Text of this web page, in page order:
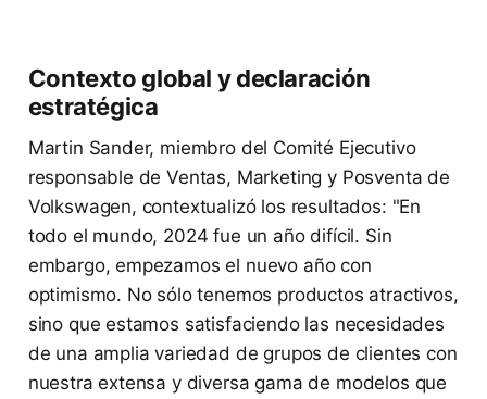
Contexto global y declaración
estratégica
Martin Sander, miembro del Comité Ejecutivo
responsable de Ventas, Marketing y Posventa de
Volkswagen, contextualizó los resultados: "En
todo el mundo, 2024 fue un año difícil. Sin
embargo, empezamos el nuevo año con
optimismo. No sólo tenemos productos atractivos,
sino que estamos satisfaciendo las necesidades
de una amplia variedad de grupos de clientes con
nuestra extensa y diversa gama de modelos que